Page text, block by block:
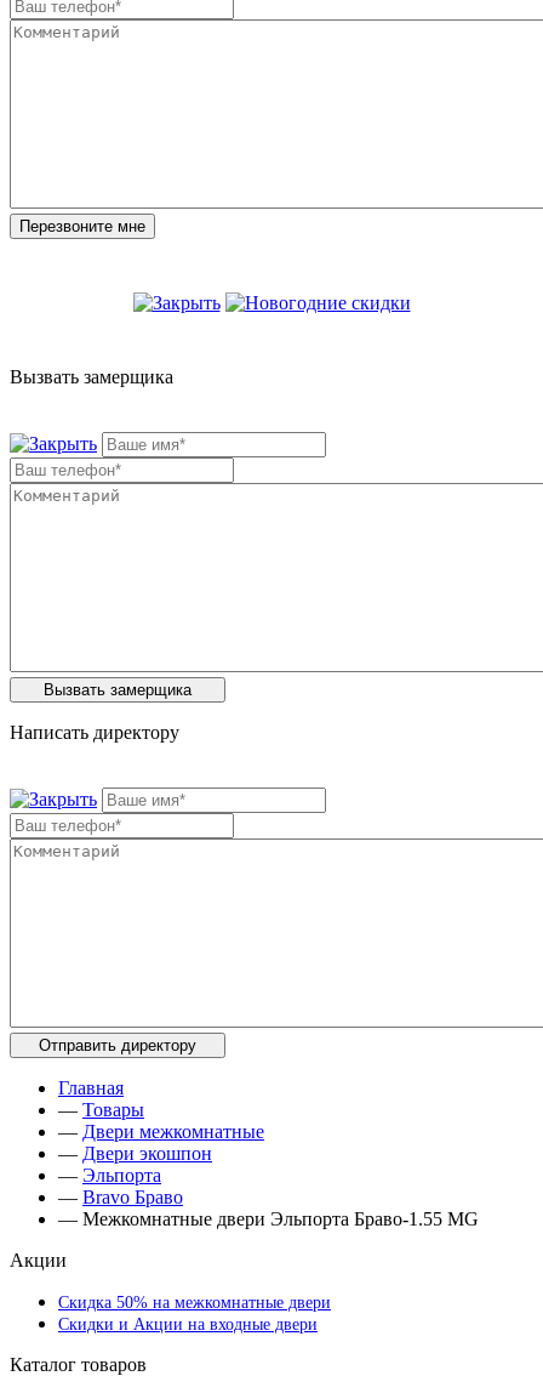
Вызвать замерщика
Написать директору
Главная
— Товары
— Двери межкомнатные
— Двери экошпон
— Эльпорта
— Bravo Браво
— Межкомнатные двери Эльпорта Браво-1.55 MG
Акции
Скидка 50% на межкомнатные двери
Скидки и Акции на входные двери
Каталог товаров